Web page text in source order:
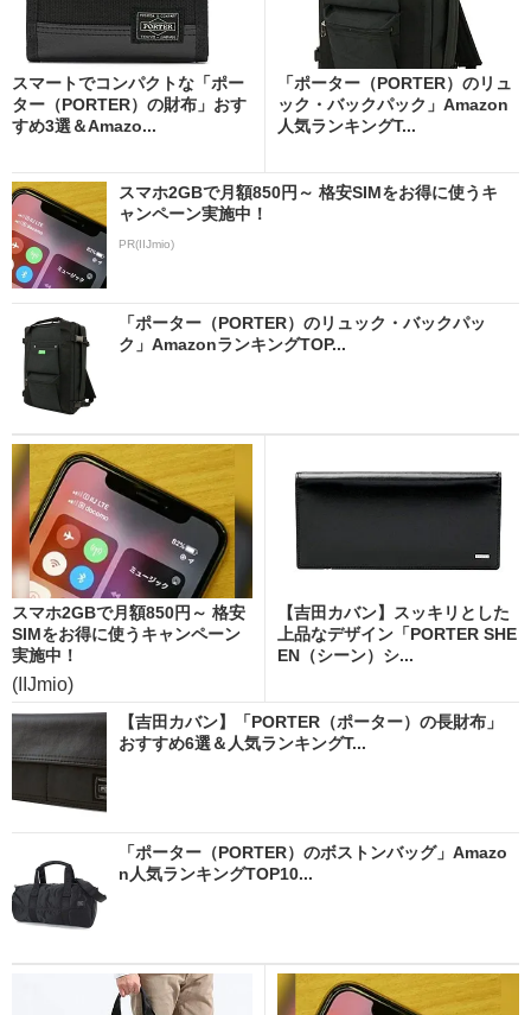
スマートでコンパクトな「ポー
ター（PORTER）の財布」おす
すめ3選＆Amazo...
「ポーター（PORTER）のリュ
ック・バックパック」Amazon
人気ランキングT...
スマホ2GBで月額850円～ 格安SIMをお得に使うキ
ャンペーン実施中！
PR(IIJmio)
「ポーター（PORTER）のリュック・バックパッ
ク」AmazonランキングTOP...
スマホ2GBで月額850円～ 格安
SIMをお得に使うキャンペーン
実施中！
(IIJmio)
【吉田カバン】スッキリとした
上品なデザイン「PORTER SHE
EN（シーン）シ...
【吉田カバン】「PORTER（ポーター）の長財布」
おすすめ6選＆人気ランキングT...
「ポーター（PORTER）のボストンバッグ」Amazo
n人気ランキングTOP10...